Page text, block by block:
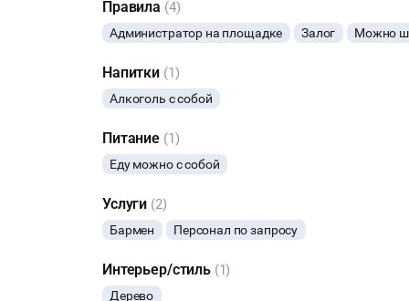
Правила (4)
Администратор на площадке Залог Можно
Напитки (1)
Алкоголь с собой
Питание (1)
Еду можно с собой
Услуги (2)
Бармен Персонал по запросу
Интерьер/стиль (1)
Дерево